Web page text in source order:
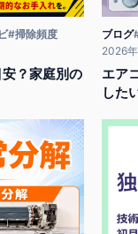
#掃除頻度
？家庭別の
ブログ
2026
エア
した